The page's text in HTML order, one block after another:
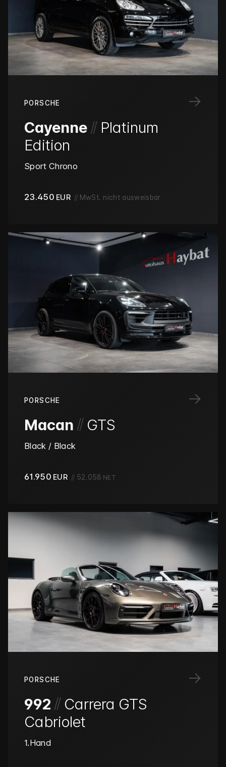
→
PORSCHE
Cayenne // Platinum
Edition
Sport Chrono
23.450 EUR // MwSt. nicht ausweisbar
→
PORSCHE
Macan // GTS
Black / Black
61.950 EUR // 52.058 NET
→
PORSCHE
992 // Carrera GTS
Cabriolet
1.Hand